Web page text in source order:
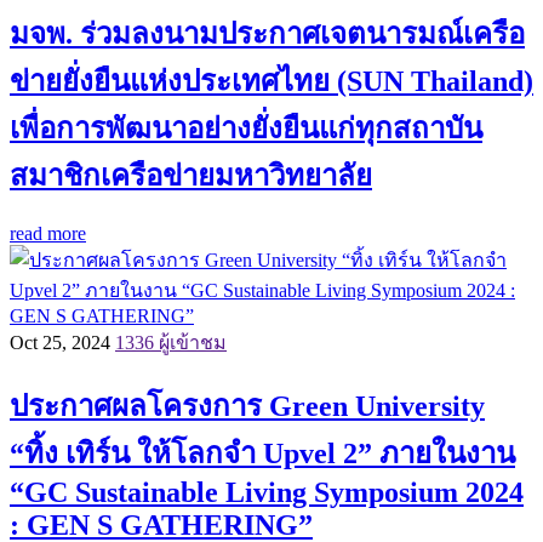
มจพ. ร่วมลงนามประกาศเจตนารมณ์เครือ
ข่ายยั่งยืนแห่งประเทศไทย (SUN Thailand)
เพื่อการพัฒนาอย่างยั่งยืนแก่ทุกสถาบัน
สมาชิกเครือข่ายมหาวิทยาลัย
read more
Oct 25, 2024 1336 ผู้เข้าชม
ประกาศผลโครงการ Green University
“ทิ้ง เทิร์น ให้โลกจำ Upvel 2” ภายในงาน
“GC Sustainable Living Symposium 2024
: GEN S GATHERING”